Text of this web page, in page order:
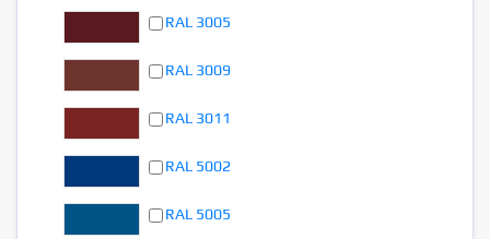
RAL 3005
RAL 3009
RAL 3011
RAL 5002
RAL 5005